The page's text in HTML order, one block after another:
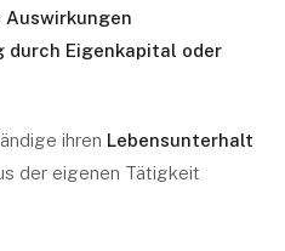
durch Eigenkapital oder
ihren Lebensunterhalt
der eigenen Tätigkeit